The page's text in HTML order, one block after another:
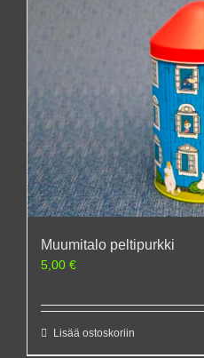
Muumitalo peltipurkki
5,00 €
Lisää ostoskoriin